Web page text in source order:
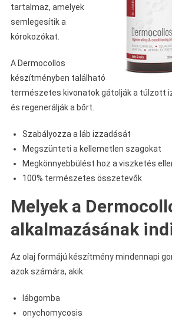
tartalmaz, amelyek
semlegesítik a
kórokozókat.
A Dermocollos
készítményben található
természetes kivonatok gátolják a túlzott
és regenerálják a bőrt.
Szabályozza a láb izzadását
Megszünteti a kellemetlen szagokat
Megkönnyebbülést hoz a viszketés
100% természetes összetevők
Melyek a
alkalmazásának
Az olaj formájú készítmény mindennapi
azok számára, akik:
lábgomba
onychomycosis